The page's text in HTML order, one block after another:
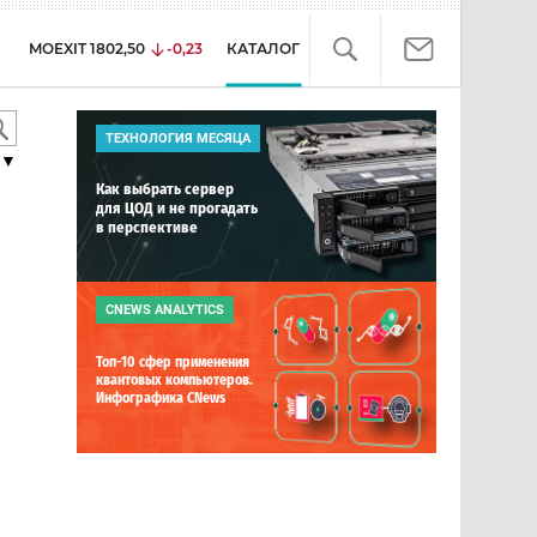
MOEXIT 1802,50 -0,23 КАТАЛОГ
ТЕХНОЛОГИЯ МЕСЯЦА
Как выбрать сервер
для ЦОД и не прогадать
в перспективе
CNEWS ANALYTICS
Топ-10 сфер применения
квантовых компьютеров.
Инфографика CNews